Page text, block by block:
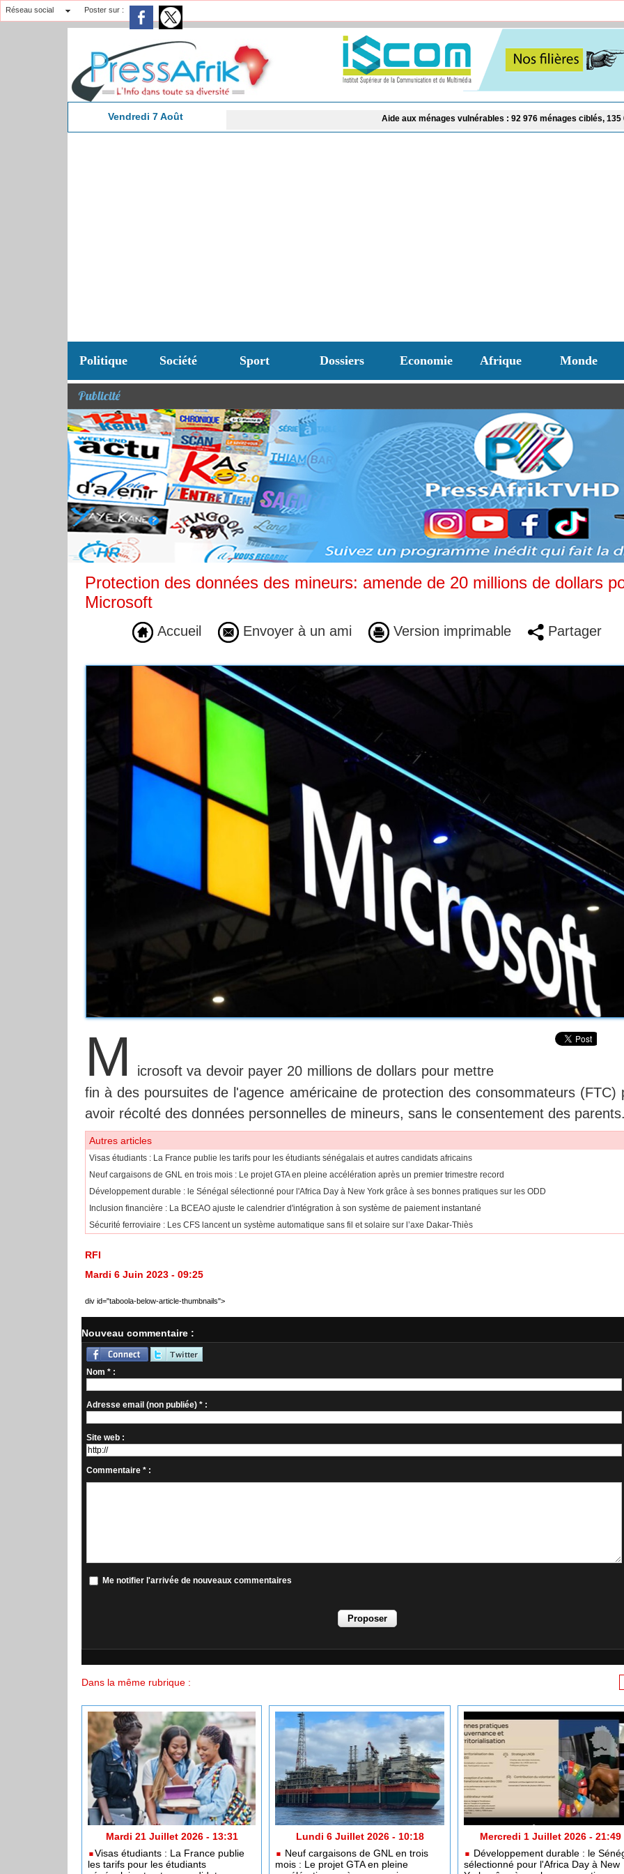
Réseau social Poster sur :
Vendredi 7 Août ​Aide aux ménages vulnérables : 92 976 ménages ciblés, 135 000 FCFA
Politique Société Sport Dossiers Economie Afrique Monde
Publicité
Protection des données des mineurs: amende de 20 millions de dollars
Microsoft
Accueil Envoyer à un ami Version imprimable Partager
M
icrosoft va devoir payer 20 millions de dollars pour mettre
fin à des poursuites de l'agence américaine de protection des consommateurs (FTC)
avoir récolté des données personnelles de mineurs, sans le consentement des parents.
Autres articles
​Visas étudiants : La France publie les tarifs pour les étudiants sénégalais et autres candidats africains
Neuf cargaisons de GNL en trois mois : Le projet GTA en pleine accélération après un premier trimestre record
Développement durable : le Sénégal sélectionné pour l'Africa Day à New York grâce à ses bonnes pratiques sur les ODD
​Inclusion financière : La BCEAO ajuste le calendrier d'intégration à son système de paiement instantané
Sécurité ferroviaire : Les CFS lancent un système automatique sans fil et solaire sur l’axe Dakar-Thiès
RFI
Mardi 6 Juin 2023 - 09:25
div id="taboola-below-article-thumbnails">
Nouveau commentaire :
Nom * :
Adresse email (non publiée) * :
Site web :
Commentaire * :
Me notifier l'arrivée de nouveaux commentaires
Dans la même rubrique :
Mardi 21 Juillet 2026 - 13:31
​Visas étudiants : La France publie
les tarifs pour les étudiants
Lundi 6 Juillet 2026 - 10:18
Neuf cargaisons de GNL en trois
mois : Le projet GTA en pleine
Mercredi 1 Juillet 2026 - 21:49
Développement durable : le
sélectionné pour l'Africa Day à New